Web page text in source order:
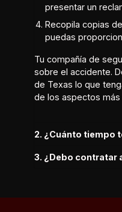
presentar un
Recopila copias
puedas
Tu compañía de
sobre el accidente.
de Texas lo que
de los aspectos
2. ¿Cuánto tiempo
3. ¿Debo contratar